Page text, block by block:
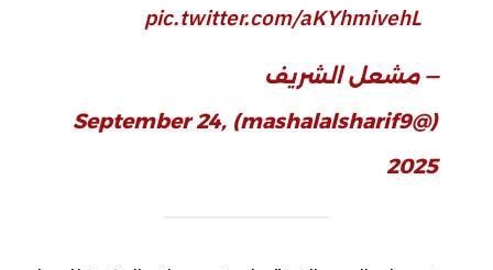
pic.twitter.com/aKYhmivehL
— مشعل الشريف
(@mashalalsharif9)
September 24,
2025